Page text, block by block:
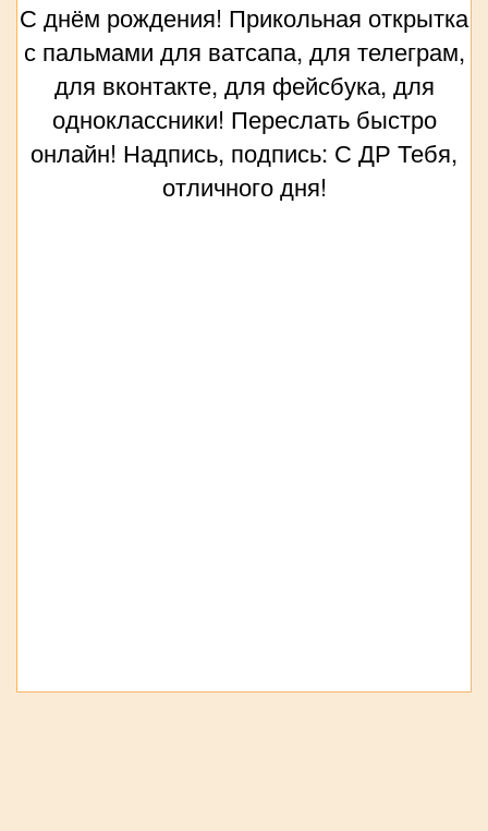
С днём рождения! Прикольная открытка
с пальмами для ватсапа, для телеграм,
для вконтакте, для фейсбука, для
одноклассники! Переслать быстро
онлайн! Надпись, подпись: С ДР Тебя,
отличного дня!